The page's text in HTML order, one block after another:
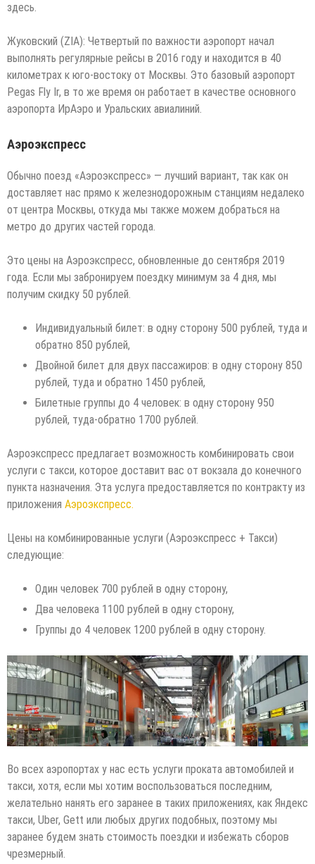
здесь.
Жуковский (ZIA): Четвертый по важности аэропорт начал
выполнять регулярные рейсы в 2016 году и находится в 40
километрах к юго-востоку от Москвы. Это базовый аэропорт
Pegas Fly Ir, в то же время он работает в качестве основного
аэропорта ИрАэро и Уральских авиалиний.
Аэроэкспресс
Обычно поезд «Аэроэкспресс» — лучший вариант, так как он
доставляет нас прямо к железнодорожным станциям недалеко
от центра Москвы, откуда мы также можем добраться на
метро до других частей города.
Это цены на Аэроэкспресс, обновленные до сентября 2019
года. Если мы забронируем поездку минимум за 4 дня, мы
получим скидку 50 рублей.
Индивидуальный билет: в одну сторону 500 рублей, туда и
обратно 850 рублей,
Двойной билет для двух пассажиров: в одну сторону 850
рублей, туда и обратно 1450 рублей,
Билетные группы до 4 человек: в одну сторону 950
рублей, туда-обратно 1700 рублей.
Аэроэкспресс предлагает возможность комбинировать свои
услуги с такси, которое доставит вас от вокзала до конечного
пункта назначения. Эта услуга предоставляется по контракту из
приложения Аэроэкспресс.
Цены на комбинированные услуги (Аэроэкспресс + Такси)
следующие:
Один человек 700 рублей в одну сторону,
Два человека 1100 рублей в одну сторону,
Группы до 4 человек 1200 рублей в одну сторону.
Во всех аэропортах у нас есть услуги проката автомобилей и
такси, хотя, если мы хотим воспользоваться последним,
желательно нанять его заранее в таких приложениях, как Яндекс
такси, Uber, Gett или любых других подобных, поэтому мы
заранее будем знать стоимость поездки и избежать сборов
чрезмерный.